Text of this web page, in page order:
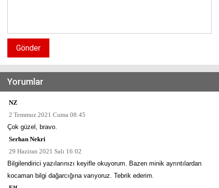
Gönder
Yorumlar
NZ
2 Temmuz 2021 Cuma 08:45
Çok güzel, bravo.
Serhan Nekri
29 Haziran 2021 Salı 16:02
Bilgilendirici yazılarınızı keyifle okuyorum. Bazen minik ayrıntılardan
kocaman bilgi dağarcığına varıyoruz. Tebrik ederim.